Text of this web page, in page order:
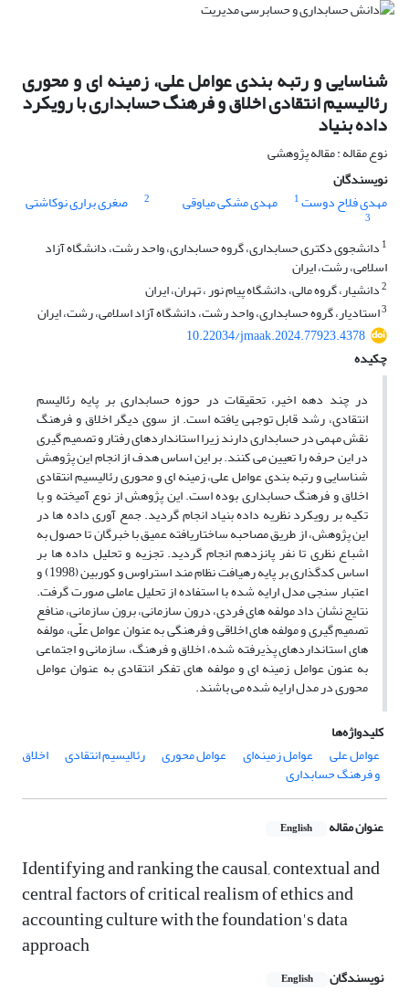
شناسایی و رتبه بندی عوامل علی، زمینه ای و محوری
رئالیسیم انتقادی اخلاق و فرهنگ حسابداری با رویکرد
داده بنیاد
نوع مقاله : مقاله پژوهشی
نویسندگان
مهدی فلاح دوست1 مهدی مشکی میاوقی 2 صغری براری نوکاشتی
3
1 دانشجوی دکتری حسابداری، گروه حسابداری، واحد رشت، دانشگاه آزاد
اسلامی، رشت، ایران
2دانشیار، گروه مالی، دانشگاه پیام نور ، تهران، ایران
3استادیار، گروه حسابداری، واحد رشت، دانشگاه آزاد اسلامی، رشت، ایران
10.22034/jmaak.2024.77923.4378
چکیده
در چند دهه اخیر، تحقیقات در حوزه حسابداری بر پایه رئالیسم
انتقادی، رشد قابل توجهی یافته است. از سوی دیگر اخلاق و فرهنگ
نقش مهمی در حسابداری دارند زیرا استانداردهای رفتار و تصمیم گیری
در این حرفه را تعیین می کنند. بر این اساس هدف از انجام این پژوهش
شناسایی و رتبه بندی عوامل علی، زمینه ای و محوری رئالیسیم انتقادی
اخلاق و فرهنگ حسابداری بوده است. این پژوهش از نوع آمیخته و با
تکیه بر رویکرد نظریه داده بنیاد انجام گردید. جمع آوری داده ها در
این پژوهش، از طریق مصاحبه ساختاریافته عمیق با خبرگان تا حصول به
اشباع نظری تا نفر پانزدهم انجام گردید. تجزیه و تحلیل داده ها بر
اساس کدگذاری بر پایه رهیافت نظام مند استراوس و کوربین (1998) و
اعتبار سنجی مدل ارایه شده با استفاده از تحلیل عاملی صورت گرفت.
نتایج نشان داد مولفه های فردی، درون سازمانی، برون سازمانی، منافع
تصمیم گیری و مولفه های اخلاقی و فرهنگی به عنوان عوامل علّی، مولفه
های استانداردهای پذیرفته شده، اخلاق و فرهنگ، سازمانی و اجتماعی
به عنون عوامل زمینه ای و مولفه های تفکر انتقادی به عنوان عوامل
محوری در مدل ارایه شده می باشند.
کلیدواژه‌ها
عوامل علی
عوامل زمینه‌ای عوامل محوری رئالیسیم انتقادی اخلاق
و فرهنگ حسابداری
عنوان مقاله English
Identifying and ranking the causal, contextual and
central factors of critical realism of ethics and
accounting culture with the foundation's data
approach
نویسندگان English